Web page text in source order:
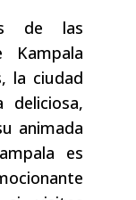
de las
Kampala
la ciudad
animada
es